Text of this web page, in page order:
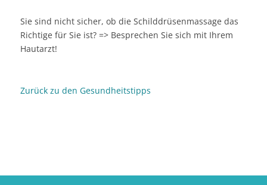
Sie sind nicht sicher, ob die Schilddrüsenmassage das
Richtige für Sie ist? => Besprechen Sie sich mit Ihrem
Hautarzt!
Zurück zu den Gesundheitstipps